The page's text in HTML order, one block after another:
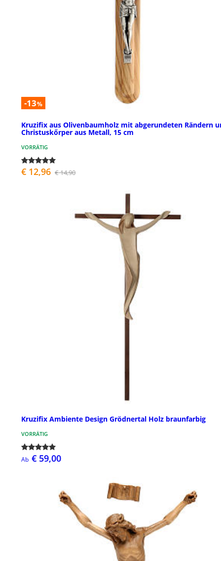
-13%
Kruzifix aus Olivenbaumholz mit abgerundeten Rändern
Christuskőrper aus Metall, 15 cm
VORRÄTIG
€ 12,96 € 14,90
Kruzifix Ambiente Design Grödnertal Holz braunfarbig
VORRÄTIG
Ab € 59,00